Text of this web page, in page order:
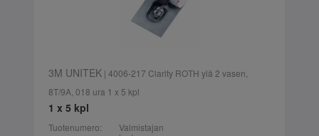
3M UNITEK| 4006-217 Clarity ROTH ylä 2 vasen,
8T/9A, 018 ura 1 x 5 kpl
1 x 5 kpl
Tuotenumero:
Valmistajan